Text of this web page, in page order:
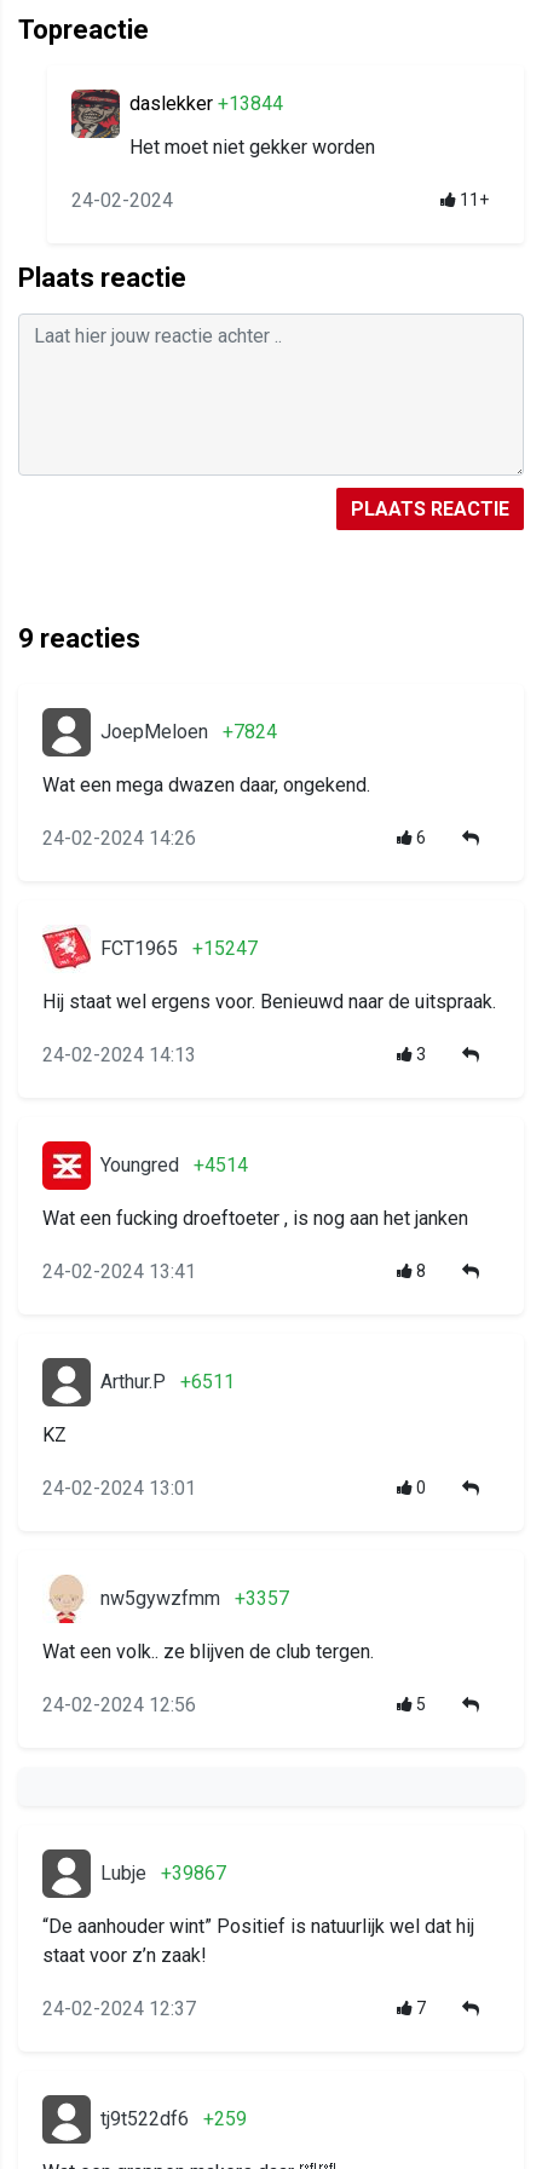
Topreactie
daslekker +13844
Het moet niet gekker worden
24-02-2024 11+
Plaats reactie
PLAATS REACTIE
9 reacties
JoepMeloen +7824
Wat een mega dwazen daar, ongekend.
24-02-2024 14:26 6
FCT1965 +15247
Hij staat wel ergens voor. Benieuwd naar de uitspraak.
24-02-2024 14:13 3
Youngred +4514
Wat een fucking droeftoeter , is nog aan het janken
24-02-2024 13:41 8
Arthur.P +6511
KZ
24-02-2024 13:01 0
nw5gywzfmm +3357
Wat een volk.. ze blijven de club tergen.
24-02-2024 12:56 5
Lubje +39867
“De aanhouder wint” Positief is natuurlijk wel dat hij
staat voor z’n zaak!
24-02-2024 12:37 7
tj9t522df6 +259